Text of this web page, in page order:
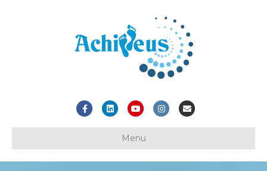
FacebookLinkedinYoutubeInstagram
Email
Menu